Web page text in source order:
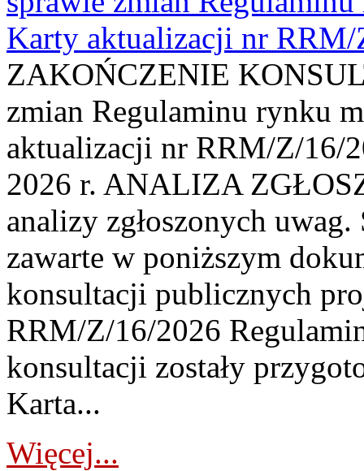
Karty aktualizacji nr
ZAKOŃCZENIE
zmian Regulaminu rynku
aktualizacji nr RRM/Z/16/
2026 r. ANALIZA
analizy zgłoszonych
zawarte w poniższym
konsultacji publicznych
RRM/Z/16/2026
konsultacji zostały
Karta...
Więcej...